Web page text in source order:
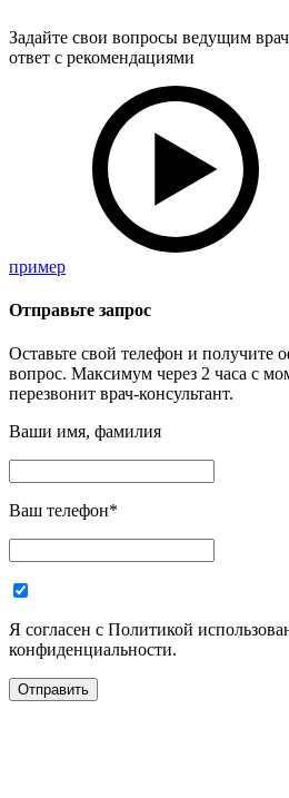
Задайте свои вопросы ведущим
ответ с рекомендациями
пример
Отправьте запрос
Оставьте свой телефон и получите
вопрос. Максимум через 2 часа с
перезвонит врач-консультант.
Ваши имя, фамилия
Ваш телефон*
Я согласен с Политикой
конфиденциальности.